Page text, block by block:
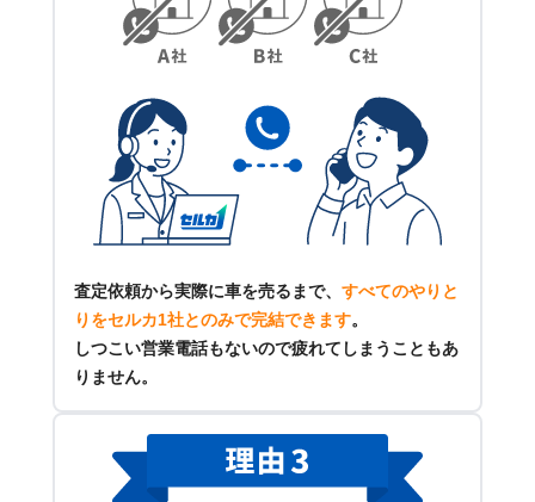
査定依頼から実際に車を売るまで、 すべてのやりと
りをセルカ1社とのみで完結できます。
しつこい営業電話もないので疲れてしまうこともあ
りません。